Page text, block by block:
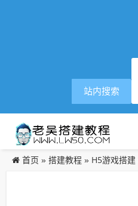
站内搜索
首页 » 搭建教程 » H5游戏搭建